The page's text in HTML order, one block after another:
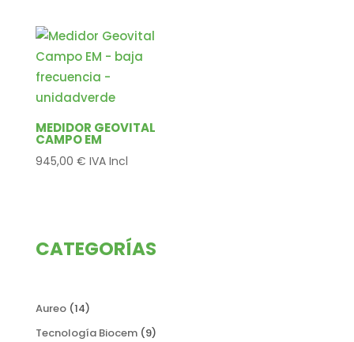
MEDIDOR GEOVITAL
CAMPO EM
945,00 € IVA Incl
CATEGORÍAS
Aureo 1414
productos
Tecnología Biocem 99